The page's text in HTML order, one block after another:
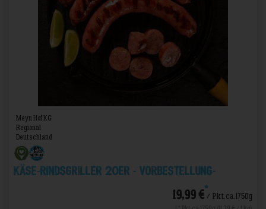
Meyn Hof KG
Regional
Deutschland
Käse-Rindsgriller 20er - VORBESTELLUNG-
19,99 €*/ Pkt.ca.1750g